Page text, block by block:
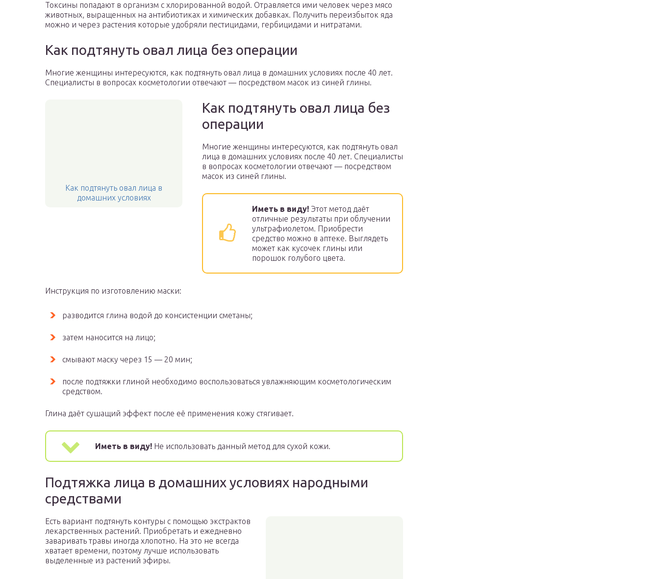
Токсины попадают в организм с хлорированной водой. Отравляется ими человек через мясо
животных, выращенных на антибиотиках и химических добавках. Получить переизбыток яда
можно и через растения которые удобряли пестицидами, гербицидами и нитратами.
Как подтянуть овал лица без операции
Многие женщины интересуются, как подтянуть овал лица в домашних условиях после 40 лет.
Специалисты в вопросах косметологии отвечают — посредством масок из синей глины.
Как подтянуть овал лица в
домашних условиях
Как подтянуть овал лица без
операции
Многие женщины интересуются, как подтянуть овал
лица в домашних условиях после 40 лет. Специалисты
в вопросах косметологии отвечают — посредством
масок из синей глины.
Иметь в виду! Этот метод даёт
отличные результаты при облучении
ультрафиолетом. Приобрести
средство можно в аптеке. Выглядеть
может как кусочек глины или
порошок голубого цвета.
Инструкция по изготовлению маски:
разводится глина водой до консистенции сметаны;
затем наносится на лицо;
смывают маску через 15 — 20 мин;
после подтяжки глиной необходимо воспользоваться увлажняющим косметологическим
средством.
Глина даёт сушащий эффект после её применения кожу стягивает.
Иметь в виду! Не использовать данный метод для сухой кожи.
Подтяжка лица в домашних условиях народными
средствами
Есть вариант подтянуть контуры с помощью экстрактов
лекарственных растений. Приобретать и ежедневно
заваривать травы иногда хлопотно. На это не всегда
хватает времени, поэтому лучше использовать
выделенные из растений эфиры.